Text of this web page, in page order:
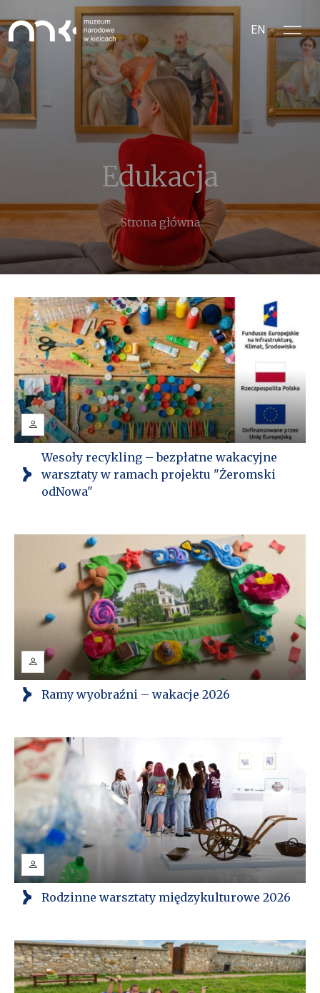
Przejdź do treści
EN
Edukacja
Ścieżka nawigacyjna
Strona główna
Wesoły recykling – bezpłatne wakacyjne
warsztaty w ramach projektu "Żeromski
odNowa"
Ramy wyobraźni – wakacje 2026
Rodzinne warsztaty międzykulturowe 2026